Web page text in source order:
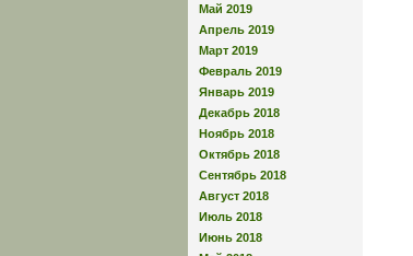
Май 2019
Апрель 2019
Март 2019
Февраль 2019
Январь 2019
Декабрь 2018
Ноябрь 2018
Октябрь 2018
Сентябрь 2018
Август 2018
Июль 2018
Июнь 2018